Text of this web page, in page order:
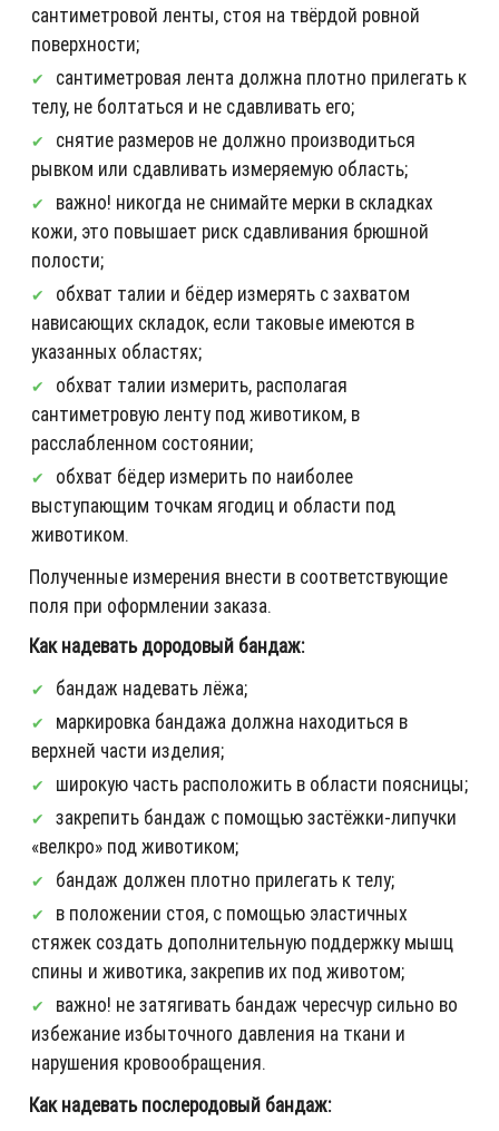
сантиметровой ленты, стоя на твёрдой ровной
поверхности;
сантиметровая лента должна плотно прилегать к
телу, не болтаться и не сдавливать его;
снятие размеров не должно производиться
рывком или сдавливать измеряемую область;
важно! никогда не снимайте мерки в складках
кожи, это повышает риск сдавливания брюшной
полости;
обхват талии и бёдер измерять с захватом
нависающих складок, если таковые имеются в
указанных областях;
обхват талии измерить, располагая
сантиметровую ленту под животиком, в
расслабленном состоянии;
обхват бёдер измерить по наиболее
выступающим точкам ягодиц и области под
животиком.
Полученные измерения внести в соответствующие
поля при оформлении заказа.
Как надевать дородовый бандаж:
бандаж надевать лёжа;
маркировка бандажа должна находиться в
верхней части изделия;
широкую часть расположить в области поясницы;
закрепить бандаж с помощью застёжки-липучки
«велкро» под животиком;
бандаж должен плотно прилегать к телу;
в положении стоя, с помощью эластичных
стяжек создать дополнительную поддержку мышц
спины и животика, закрепив их под животом;
важно! не затягивать бандаж чересчур сильно во
избежание избыточного давления на ткани и
нарушения кровообращения.
Как надевать послеродовый бандаж: